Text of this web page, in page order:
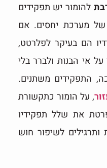
להומור יש תפקידים
של מערכת יחסים. אם
הם בעיקר לפלרטט,
אי הבנות ולברר בלי
התפקידים משתנים.
, על הומור כתקשורת
את שלל תפקידיו
ותרגילים לשיפור חוש